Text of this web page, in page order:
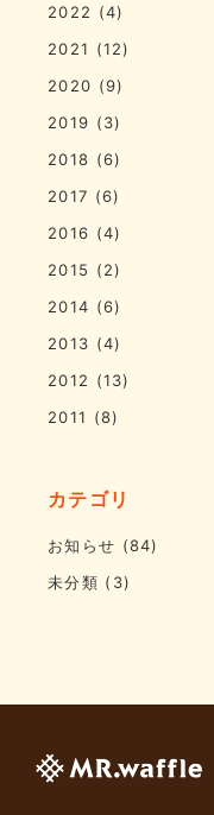
2022 (4)
2021 (12)
2020 (9)
2019 (3)
2018 (6)
2017 (6)
2016 (4)
2015 (2)
2014 (6)
2013 (4)
2012 (13)
2011 (8)
カテゴリ
お知らせ (84)
未分類 (3)